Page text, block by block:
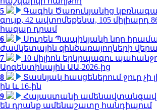
5
Գագիկ Ծառուկյանից
գույք, 42 ավտոմեքենա, 105 միլիարդ
հազար դրամ
6
Սուրեն Պապիկյանի նոր
ժամկետային զինծառայողների
7
10 միլիոն երկրպագու
Արգենտինային ԱԱ-2026-ից
8
Տասնյակ հասցեներում ջուր չի
ին և 16-ին
9
Հայաստանի
են դրանք ամենաշատը հանդիպում